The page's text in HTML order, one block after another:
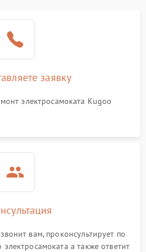
заявку
электросамоката Kugoo
вам, проконсультирует по
а также ответит